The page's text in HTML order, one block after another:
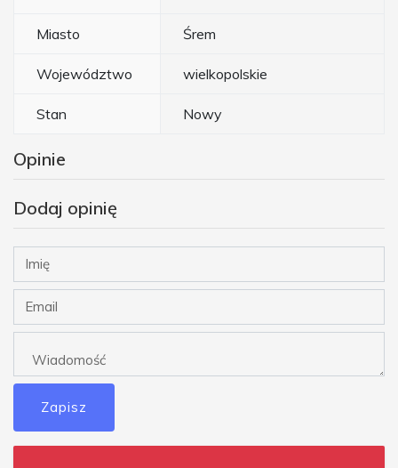
Miasto Śrem
Województwo wielkopolskie
Stan Nowy
Opinie
Dodaj opinię
Zapisz